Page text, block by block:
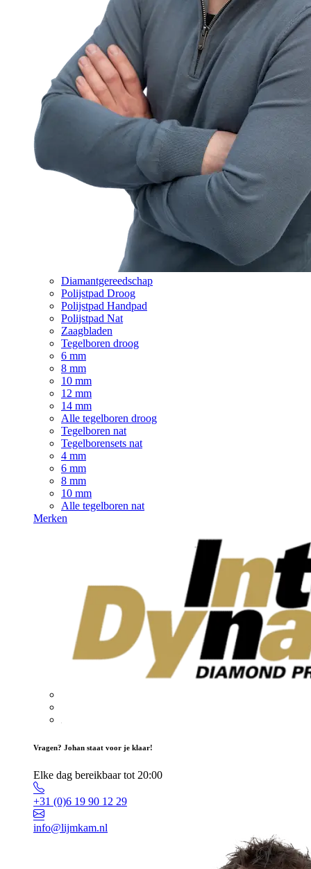
Diamantgereedschap
Polijstpad Droog
Polijstpad Handpad
Polijstpad Nat
Zaagbladen
Tegelboren droog
6 mm
8 mm
10 mm
12 mm
14 mm
Alle tegelboren droog
Tegelboren nat
Tegelborensets nat
4 mm
6 mm
8 mm
10 mm
Alle tegelboren nat
Merken
Vragen? Johan staat voor je klaar!
Elke dag bereikbaar tot 20:00
+31 (0)6 19 90 12 29
info@lijmkam.nl